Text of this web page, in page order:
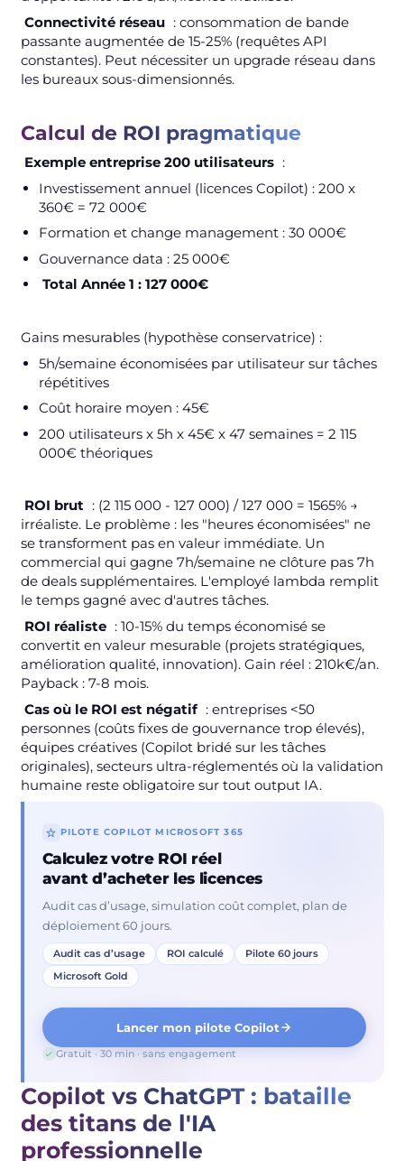
Connectivité réseau : consommation de bande
passante augmentée de 15-25% (requêtes API
constantes). Peut nécessiter un upgrade réseau dans
les bureaux sous-dimensionnés.
Calcul de ROI pragmatique
Exemple entreprise 200 utilisateurs :
Investissement annuel (licences Copilot) : 200 x
360€ = 72 000€
Formation et change management : 30 000€
Gouvernance data : 25 000€
Total Année 1 : 127 000€
Gains mesurables (hypothèse conservatrice) :
5h/semaine économisées par utilisateur sur tâches
répétitives
Coût horaire moyen : 45€
200 utilisateurs x 5h x 45€ x 47 semaines = 2 115
000€ théoriques
ROI brut : (2 115 000 - 127 000) / 127 000 = 1565% →
irréaliste. Le problème : les "heures économisées" ne
se transforment pas en valeur immédiate. Un
commercial qui gagne 7h/semaine ne clôture pas 7h
de deals supplémentaires. L'employé lambda remplit
le temps gagné avec d'autres tâches.
ROI réaliste : 10-15% du temps économisé se
convertit en valeur mesurable (projets stratégiques,
amélioration qualité, innovation). Gain réel : 210k€/an.
Payback : 7-8 mois.
Cas où le ROI est négatif : entreprises <50
personnes (coûts fixes de gouvernance trop élevés),
équipes créatives (Copilot bridé sur les tâches
originales), secteurs ultra-réglementés où la validation
humaine reste obligatoire sur tout output IA.
PILOTE COPILOT MICROSOFT 365
Calculez votre ROI réel
avant d’acheter les licences
Audit cas d’usage, simulation coût complet, plan de
déploiement 60 jours.
Audit cas d’usage ROI calculé
Pilote 60 jours
Microsoft Gold
Lancer mon pilote Copilot
Gratuit · 30 min · sans engagement
Copilot vs ChatGPT : bataille
des titans de l'IA
professionnelle